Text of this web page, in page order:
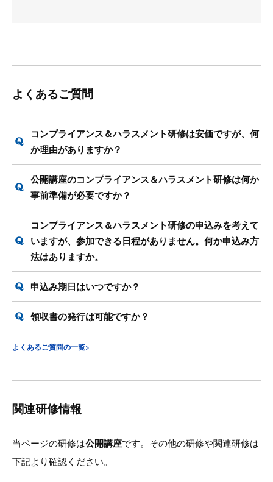
よくあるご質問
コンプライアンス＆ハラスメント研修は安価ですが、何
か理由がありますか？
公開講座のコンプライアンス＆ハラスメント研修は何か
事前準備が必要ですか？
コンプライアンス＆ハラスメント研修の申込みを考えて
いますが、参加できる日程がありません。何か申込み方
法はありますか。
申込み期日はいつですか？
領収書の発行は可能ですか？
よくあるご質問の一覧>
関連研修情報
当ページの研修は公開講座です。その他の研修や関連研修は
下記より確認ください。